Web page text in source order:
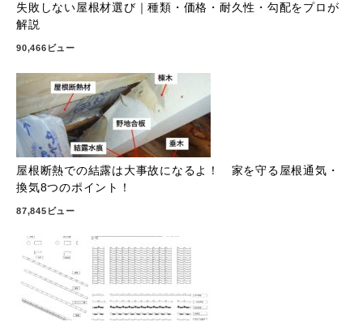
失敗しない屋根材選び｜種類・価格・耐久性・勾配をプロが
解説
90,466ビュー
屋根断熱での結露は大事故になるよ！ 家を守る屋根通気・
換気8つのポイント！
87,845ビュー